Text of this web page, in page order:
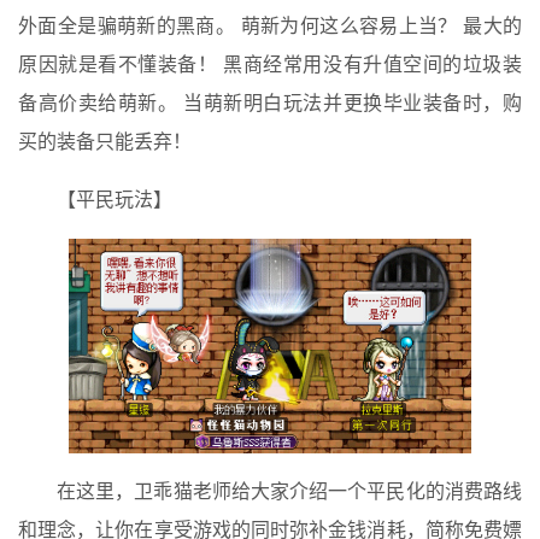
外面全是骗萌新的黑商。 萌新为何这么容易上当？ 最大的
原因就是看不懂装备！ 黑商经常用没有升值空间的垃圾装
备高价卖给萌新。 当萌新明白玩法并更换毕业装备时，购
买的装备只能丢弃！
【平民玩法】
在这里，卫乖猫老师给大家介绍一个平民化的消费路线
和理念，让你在享受游戏的同时弥补金钱消耗，简称免费嫖